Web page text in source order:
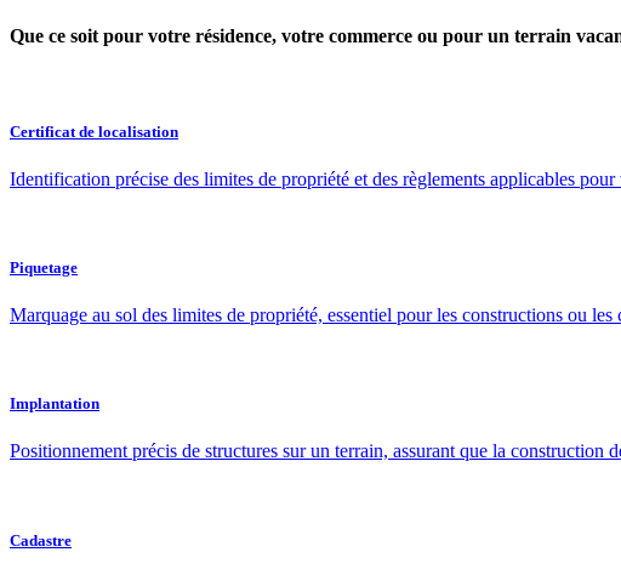
Que ce soit pour votre résidence, votre commerce ou pour un terrain
Certificat de localisation
Identification précise des limites de propriété et des règlements applicables
Piquetage
Marquage au sol des limites de propriété, essentiel pour les constructions ou les
Implantation
Positionnement précis de structures sur un terrain, assurant que la construction
Cadastre